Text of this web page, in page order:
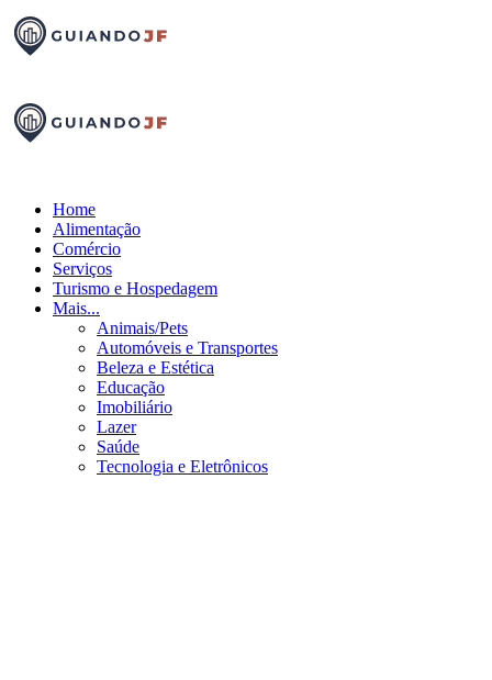
Home
Alimentação
Comércio
Serviços
Turismo e Hospedagem
Mais...
Animais/Pets
Automóveis e Transportes
Beleza e Estética
Educação
Imobiliário
Lazer
Saúde
Tecnologia e Eletrônicos